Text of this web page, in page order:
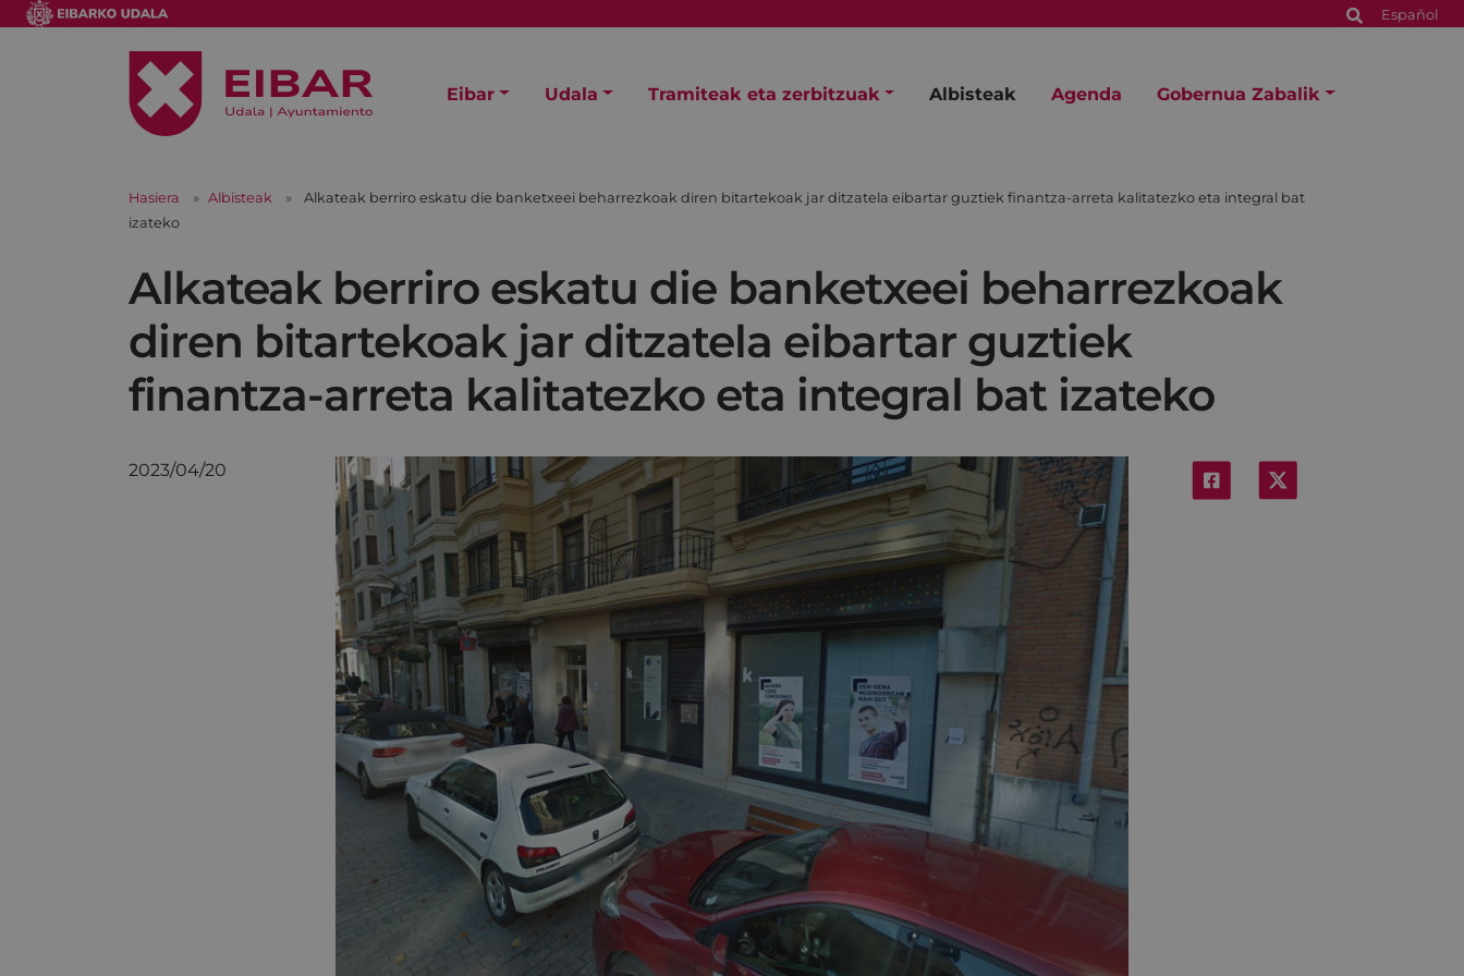
Español
Eibar Udala Tramiteak eta zerbitzuak Albisteak Agenda Gobernua Zabalik
Hasiera Albisteak
Alkateak berriro eskatu die banketxeei beharrezkoak diren bitartekoak jar ditzatela eibartar guztiek finantza-arreta kalitatezko eta integral bat
izateko
Alkateak berriro eskatu die banketxeei beharrezkoak
diren bitartekoak jar ditzatela eibartar guztiek
finantza-arreta kalitatezko eta integral bat izateko
2023/04/20